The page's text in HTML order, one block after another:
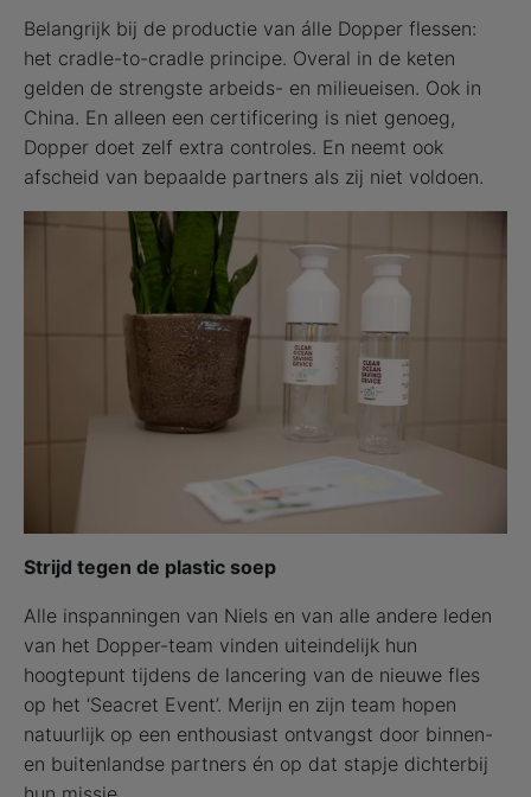
Belangrijk bij de productie van álle Dopper flessen:
het cradle-to-cradle principe. Overal in de keten
gelden de strengste arbeids- en milieueisen. Ook in
China. En alleen een certificering is niet genoeg,
Dopper doet zelf extra controles. En neemt ook
afscheid van bepaalde partners als zij niet voldoen.
Strijd tegen de plastic soep
Alle inspanningen van Niels en van alle andere leden
van het Dopper-team vinden uiteindelijk hun
hoogtepunt tijdens de lancering van de nieuwe fles
op het ‘Seacret Event’. Merijn en zijn team hopen
natuurlijk op een enthousiast ontvangst door binnen-
en buitenlandse partners én op dat stapje dichterbij